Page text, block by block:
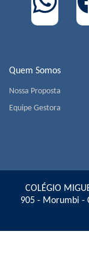
Quem Somos
Nossa Proposta
Equipe Gestora
COLÉGIO
905 - Morumbi -